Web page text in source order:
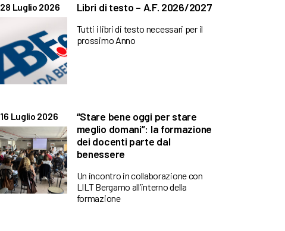
28 Luglio 2026 Libri di testo – A.F. 2026/2027
Tutti i libri di testo necessari per il
prossimo Anno
16 Luglio 2026
“Stare bene oggi per stare
meglio domani”: la formazione
dei docenti parte dal
benessere
Un incontro in collaborazione con
LILT Bergamo all’interno della
formazione